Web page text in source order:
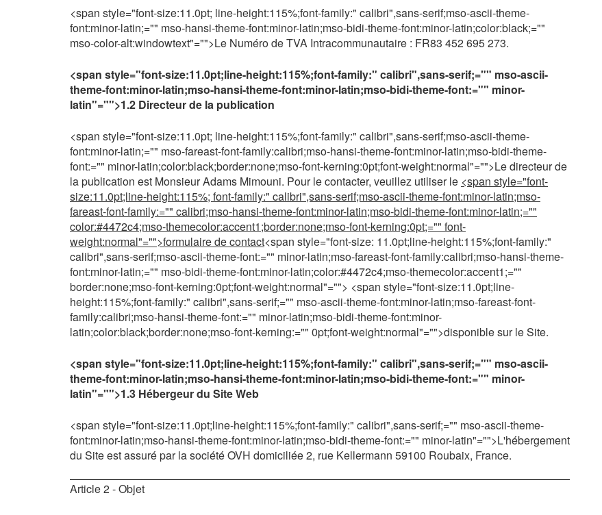
<span style="font-size:11.0pt; line-height:115%;font-family:" calibri",sans-serif;mso-ascii-theme-
font:minor-latin;="" mso-hansi-theme-font:minor-latin;mso-bidi-theme-font:minor-latin;color:black;=""
mso-color-alt:windowtext"="">Le Numéro de TVA Intracommunautaire : FR83 452 695 273.
<span style="font-size:11.0pt;line-height:115%;font-family:" calibri",sans-serif;="" mso-ascii-
theme-font:minor-latin;mso-hansi-theme-font:minor-latin;mso-bidi-theme-font:="" minor-
latin"="">1.2 Directeur de la publication
<span style="font-size:11.0pt; line-height:115%;font-family:" calibri",sans-serif;mso-ascii-theme-
font:minor-latin;="" mso-fareast-font-family:calibri;mso-hansi-theme-font:minor-latin;mso-bidi-theme-
font:="" minor-latin;color:black;border:none;mso-font-kerning:0pt;font-weight:normal"="">Le directeur de
la publication est Monsieur Adams Mimouni. Pour le contacter, veuillez utiliser le <span style="font-
size:11.0pt;line-height:115%; font-family:" calibri",sans-serif;mso-ascii-theme-font:minor-latin;mso-
fareast-font-family:="" calibri;mso-hansi-theme-font:minor-latin;mso-bidi-theme-font:minor-latin;=""
color:#4472c4;mso-themecolor:accent1;border:none;mso-font-kerning:0pt;="" font-
weight:normal"="">formulaire de contact<span style="font-size: 11.0pt;line-height:115%;font-family:"
calibri",sans-serif;mso-ascii-theme-font:="" minor-latin;mso-fareast-font-family:calibri;mso-hansi-theme-
font:minor-latin;="" mso-bidi-theme-font:minor-latin;color:#4472c4;mso-themecolor:accent1;=""
border:none;mso-font-kerning:0pt;font-weight:normal"=""> <span style="font-size:11.0pt;line-
height:115%;font-family:" calibri",sans-serif;="" mso-ascii-theme-font:minor-latin;mso-fareast-font-
family:calibri;mso-hansi-theme-font:="" minor-latin;mso-bidi-theme-font:minor-
latin;color:black;border:none;mso-font-kerning:="" 0pt;font-weight:normal"="">disponible sur le Site.
<span style="font-size:11.0pt;line-height:115%;font-family:" calibri",sans-serif;="" mso-ascii-
theme-font:minor-latin;mso-hansi-theme-font:minor-latin;mso-bidi-theme-font:="" minor-
latin"="">1.3 Hébergeur du Site Web
<span style="font-size:11.0pt;line-height:115%;font-family:" calibri",sans-serif;="" mso-ascii-theme-
font:minor-latin;mso-hansi-theme-font:minor-latin;mso-bidi-theme-font:="" minor-latin"="">L'hébergement
du Site est assuré par la société OVH domiciliée 2, rue Kellermann 59100 Roubaix, France.
Article 2 - Objet